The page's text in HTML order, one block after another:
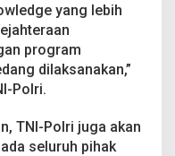
yang lebih
program
dilaksanakan,”
Polri.
TNI-Polri juga akan
seluruh pihak